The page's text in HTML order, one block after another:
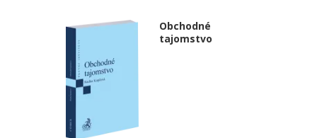
Obchodné
tajomstvo